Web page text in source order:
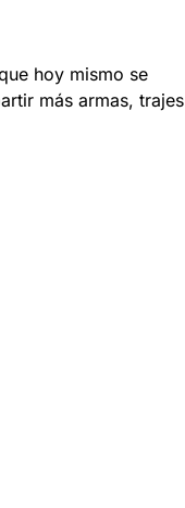
hoy mismo se
más armas, trajes